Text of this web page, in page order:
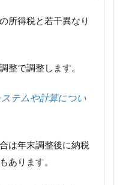
所得税と若干異なり
整で調整します。
テムや計算につい
は年末調整後に納税
あります。